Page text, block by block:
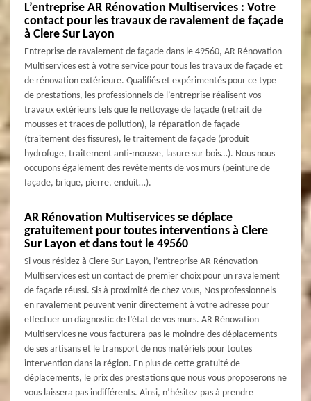
L’entreprise AR Rénovation Multiservices : Votre
contact pour les travaux de ravalement de façade
à Clere Sur Layon
Entreprise de ravalement de façade dans le 49560, AR Rénovation
Multiservices est à votre service pour tous les travaux de façade et
de rénovation extérieure. Qualifiés et expérimentés pour ce type
de prestations, les professionnels de l’entreprise réalisent vos
travaux extérieurs tels que le nettoyage de façade (retrait de
mousses et traces de pollution), la réparation de façade
(traitement des fissures), le traitement de façade (produit
hydrofuge, traitement anti-mousse, lasure sur bois…). Nous nous
occupons également des revêtements de vos murs (peinture de
façade, brique, pierre, enduit…).
AR Rénovation Multiservices se déplace
gratuitement pour toutes interventions à Clere
Sur Layon et dans tout le 49560
Si vous résidez à Clere Sur Layon, l’entreprise AR Rénovation
Multiservices est un contact de premier choix pour un ravalement
de façade réussi. Sis à proximité de chez vous, Nos professionnels
en ravalement peuvent venir directement à votre adresse pour
effectuer un diagnostic de l’état de vos murs. AR Rénovation
Multiservices ne vous facturera pas le moindre des déplacements
de ses artisans et le transport de nos matériels pour toutes
intervention dans la région. En plus de cette gratuité de
déplacements, le prix des prestations que nous vous proposerons ne
vous laissera pas indifférents. Ainsi, n’hésitez pas à prendre